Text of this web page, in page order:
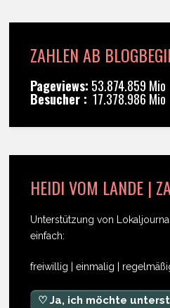
ZAHLEN AB
Pageviews: 53.874.859 Mio
Besucher : 17.378.986 Mio
HEIDI VOM LANDE |
Unterstützung von
einfach:
freiwillig | einmalig |
♡ Ja, ich möchte